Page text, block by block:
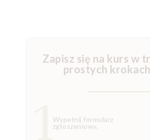
Zapisz się na kurs w
prostych
Wypełnij formularz
zgłoszeniowy.